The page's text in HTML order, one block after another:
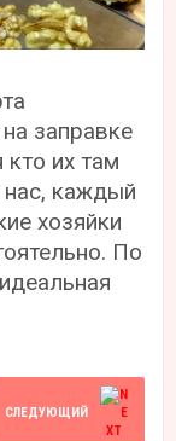
заправке
кто их там
нас, каждый
хозяйки
По
СЛЕДУЮЩИЙ